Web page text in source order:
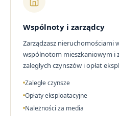
Wspólnoty i zarządcy
Zarządzasz nieruchomościami
wspólnotom mieszkaniowym i
zaległych czynszów i opłat
Zaległe czynsze
Opłaty eksploatacyjne
Należności za media